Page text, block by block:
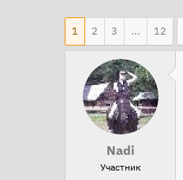
о
а
н
а
ч
а
л
а
1 2 3 ... 12
Nadi
Участник